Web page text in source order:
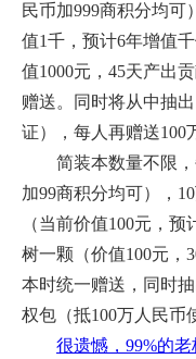
民币加999商积分均可）
值1千，预计6年增值
值1000元，45天产出
赠送。同时将从中抽
证），每人再赠送100
简装本数量不限
加99商积分均可）
，
（当前价值100元，
树一颗（价值100元，
本时统一赠送，同时
权包（抵100万人民币
很遗憾，99%的